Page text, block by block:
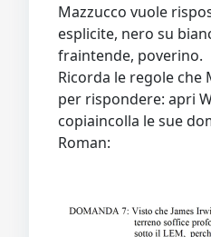
Mazzucco vuole
esplicite, nero su
fraintende, poverino.
Ricorda le regole che
per rispondere: apri
copiaincolla le sue
Roman: